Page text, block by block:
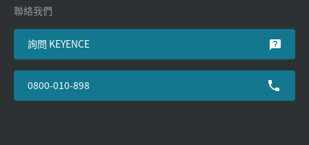
聯絡我們
詢問 KEYENCE
0800-010-898